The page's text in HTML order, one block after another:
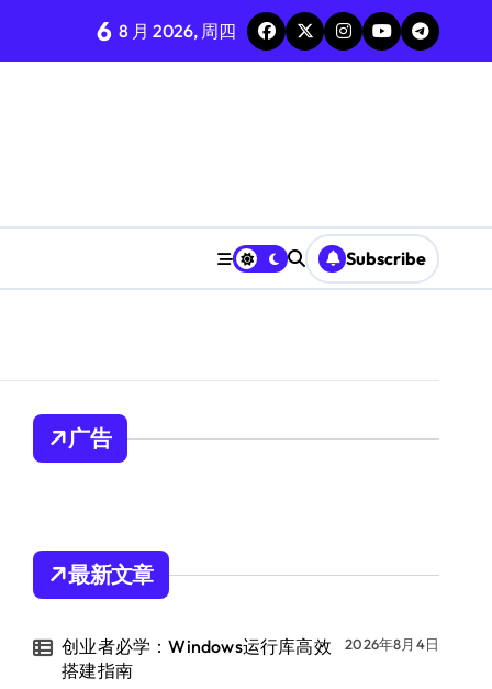
6 8 月 2026, 周四
Subscribe
广告
最新文章
创业者必学：Windows运行库高效
搭建指南
2026年8月4日